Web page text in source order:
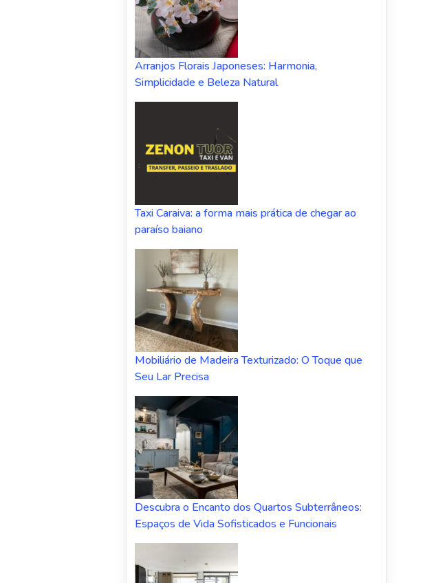
Arranjos Florais Japoneses: Harmonia,
Simplicidade e Beleza Natural
Taxi Caraiva: a forma mais prática de chegar ao
paraíso baiano
Mobiliário de Madeira Texturizado: O Toque que
Seu Lar Precisa
Descubra o Encanto dos Quartos Subterrâneos:
Espaços de Vida Sofisticados e Funcionais